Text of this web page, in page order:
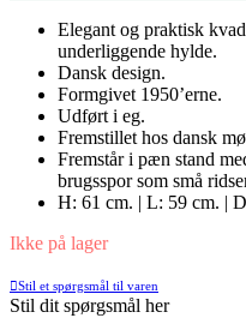
Elegant og praktisk
underliggende hylde.
Dansk design.
Formgivet 1950’erne.
Udført i eg.
Fremstillet hos dansk
Fremstår i pæn stand
brugsspor som små
H: 61 cm. | L: 59 cm. |
Ikke på lager
Stil et spørgsmål til varen
Stil dit spørgsmål her